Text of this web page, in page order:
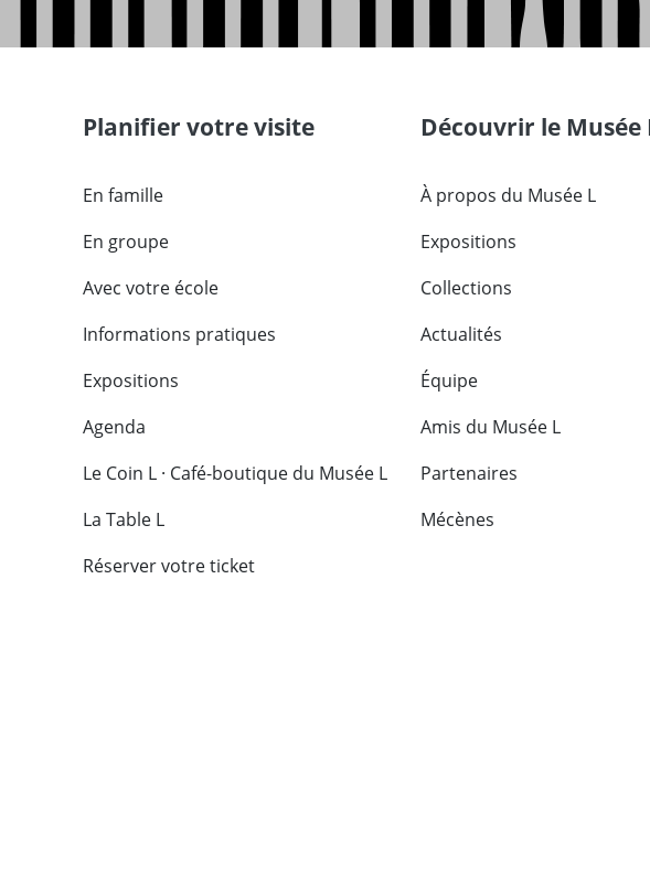
Planifier votre visite
En famille
En groupe
Avec votre école
Informations pratiques
Expositions
Agenda
Le Coin L · Café-boutique du Musée L
La Table L
Réserver votre ticket
Découvrir le Musée
À propos du Musée L
Expositions
Collections
Actualités
Équipe
Amis du Musée L
Partenaires
Mécènes